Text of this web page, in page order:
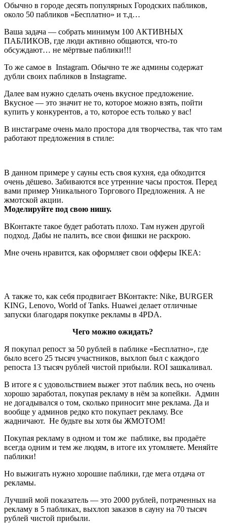
Обычно в городе десять популярных Городских пабликов,
около 50 пабликов «Бесплатно» и т.д…
Ваша задача — собрать минимум 100 АКТИВНЫХ
ПАБЛИКОВ, где люди активно общаются, что-то
обсуждают… не мёртвые паблики!!!
То же самое в Instagram. Обычно те же админы содержат
дубли своих пабликов в Instagramе.
Далее вам нужно сделать очень вкусное предложение.
Вкусное — это значит не то, которое можно взять, пойти
купить у конкурентов, а то, которое есть только у вас!
В инстаграме очень мало простора для творчества, так что там
работают предложения в стиле:
В данном примере у сауны есть своя кухня, еда обходится
очень дёшево. Забиваются все утренние часы простоя. Перед
вами пример Уникального Торгового Предложения. А не
жмотской акции.
Моделируйте под свою нишу.
ВКонтакте такое будет работать плохо. Там нужен другой
подход. Дабы не палить, все свои фишки не раскрою.
Мне очень нравится, как оформляет свои офферы IKEA:
А также то, как себя продвигает ВКонтакте: Nike, BURGER
KING, Lenovo, World of Tanks. Huawei делает отличные
запуски благодаря покупке рекламы в 4PDA.
Чего можно ожидать?
Я покупал репост за 50 рублей в паблике «Бесплатно», где
было всего 25 тысяч участников, выхлоп был с каждого
репоста 13 тысяч рублей чистой прибыли. ROI зашкаливал.
В итоге я с удовольствием выжег этот паблик весь, но очень
хорошо заработал, покупая рекламу в нём за копейки. Админ
не догадывался о том, сколько приносит мне реклама. Да и
вообще у админов редко кто покупает рекламу. Все
жадничают. Не будьте вы хотя бы ЖМОТОМ!
Покупая рекламу в одном и том же паблике, вы продаёте
всегда одним и тем же людям, в итоге их утомляете. Меняйте
паблики!
Но выжигать нужно хорошие паблики, где мега отдача от
рекламы.
Лучший мой показатель — это 2000 рублей, потраченных на
рекламу в 5 пабликах, выхлоп заказов в сауну на 70 тысяч
рублей чистой прибыли.